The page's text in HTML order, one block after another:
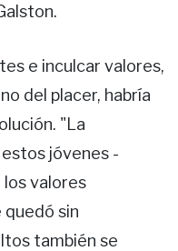
e inculcar valores,
del placer, habría
"La
jóvenes -
valores
quedó sin
también se